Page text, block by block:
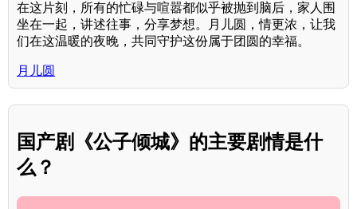
在这片刻，所有的忙碌与喧嚣都似乎被抛到脑后，家人围
坐在一起，讲述往事，分享梦想。月儿圆，情更浓，让我
们在这温暖的夜晚，共同守护这份属于团圆的幸福。
月儿圆
国产剧《公子倾城》的主要剧情是什
么？